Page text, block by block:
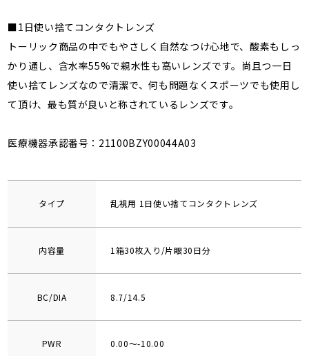
■1日使い捨てコンタクトレンズ
トーリック商品の中でもやさしく自然なつけ心地で、酸素もしっ
かり通し、含水率55%で親水性も高いレンズです。尚且つ一日
使い捨てレンズなので清潔で、何も問題なくスポーツでも使用し
て頂け、最も質が良いと称されているレンズです。
医療機器承認番号：21100BZY00044A03
タイプ 乱視用 1日使い捨てコンタクトレンズ
内容量 1箱30枚入り/片眼30日分
BC/DIA 8.7/14.5
PWR 0.00～-10.00